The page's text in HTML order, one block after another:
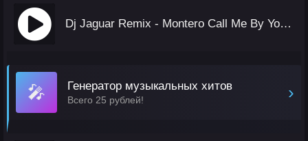
Dj Jaguar Remix - Montero Call Me By Your Name (Remix)
🎤 Генератор музыкальных хитов
Всего 25 рублей! ›